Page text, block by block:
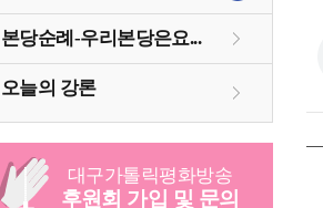
본당순례-우리본당은요...
오늘의 강론
대구가톨릭평화방송
후원회 가입 및 문의